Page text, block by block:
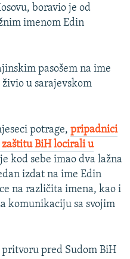
boravio je od
imenom Edin
pasošem na ime
živio u sarajevskom
potrage, pripadnici
zaštitu BiH locirali u
kod sebe imao dva lažna
izdat na ime Edin
na različita imena, kao i
komunikaciju sa svojim
pred Sudom BiH